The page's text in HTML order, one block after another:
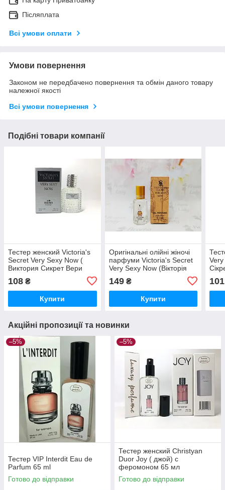
Післяплата
Всі умови оплати
Умови повернення
Законом не передбачено повернення та обмін даного товару
належної якості
Всі умови повернення
Подібні товари компанії
Тестер женский Victoria's
Secret Very Sexy Now (
Виктория Сикрет Вери
108 ₴
Купити
Оригінальні олійні жіночі
парфуми Victoria's Secret
Very Sexy Now (Вікторія
Сікрет Вері Сексі Нау) 9
мл
149₴
Купити
Very
101
Акційні пропозиції та новинки
–5%
Тестер VIP Interdit Eau de
Parfum 65 ml
Готово до відправки
–5%
Тестер женский Christyan
Duor Joy ( джой) с
феромоном 65 мл
Готово до відправки